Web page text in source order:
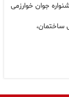
جوان خوارزمی
و ۲۲ مقررات ملی ساختمان،